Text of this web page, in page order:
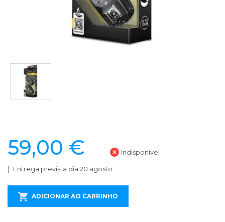
59,00 € Indisponível
Entrega prevista dia 20 agosto
ADICIONAR AO CARRINHO